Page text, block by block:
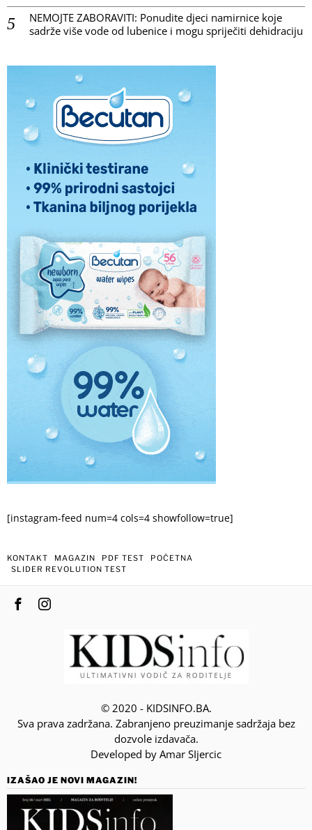
NEMOJTE ZABORAVITI: Ponudite djeci namirnice koje
sadrže više vode od lubenice i mogu spriječiti dehidraciju
[instagram-feed num=4 cols=4 showfollow=true]
KONTAKT MAGAZIN PDF TEST
POČETNA
SLIDER REVOLUTION TEST
© 2020 - KIDSINFO.BA.
Sva prava zadržana. Zabranjeno preuzimanje sadržaja bez
dozvole izdavača.
Developed by Amar SIjercic
IZAŠAO JE NOVI MAGAZIN!